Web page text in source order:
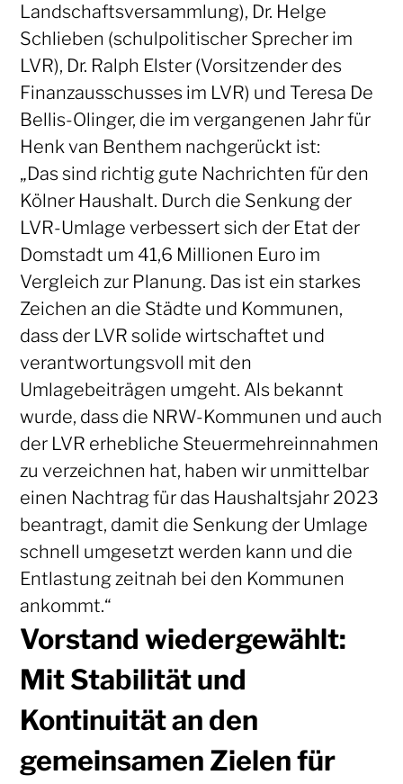
Landschaftsversammlung), Dr. Helge
Schlieben (schulpolitischer Sprecher im
LVR), Dr. Ralph Elster (Vorsitzender des
Finanzausschusses im LVR) und Teresa De
Bellis-Olinger, die im vergangenen Jahr für
Henk van Benthem nachgerückt ist:
„Das sind richtig gute Nachrichten für den
Kölner Haushalt. Durch die Senkung der
LVR-Umlage verbessert sich der Etat der
Domstadt um 41,6 Millionen Euro im
Vergleich zur Planung. Das ist ein starkes
Zeichen an die Städte und Kommunen,
dass der LVR solide wirtschaftet und
verantwortungsvoll mit den
Umlagebeiträgen umgeht. Als bekannt
wurde, dass die NRW-Kommunen und auch
der LVR erhebliche Steuermehreinnahmen
zu verzeichnen hat, haben wir unmittelbar
einen Nachtrag für das Haushaltsjahr 2023
beantragt, damit die Senkung der Umlage
schnell umgesetzt werden kann und die
Entlastung zeitnah bei den Kommunen
ankommt.“
Vorstand wiedergewählt:
Mit Stabilität und
Kontinuität an den
gemeinsamen Zielen für